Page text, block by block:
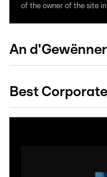
of the owner of the site
An
Best Corporate